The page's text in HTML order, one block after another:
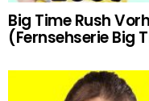
Big Time Rush
(Fernsehserie Big